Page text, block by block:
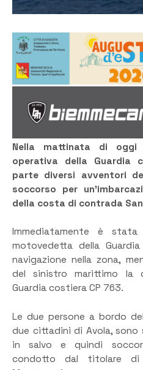
Nella mattinata di
operativa della Guardia
parte diversi avventori
soccorso per
della costa di contrada
Immediatamente è
motovedetta della
navigazione nella zona,
del sinistro marittimo la
Guardia costiera CP 763.
Le due persone a bordo
due cittadini di Avola,
in salvo e quindi
condotto dal titolare